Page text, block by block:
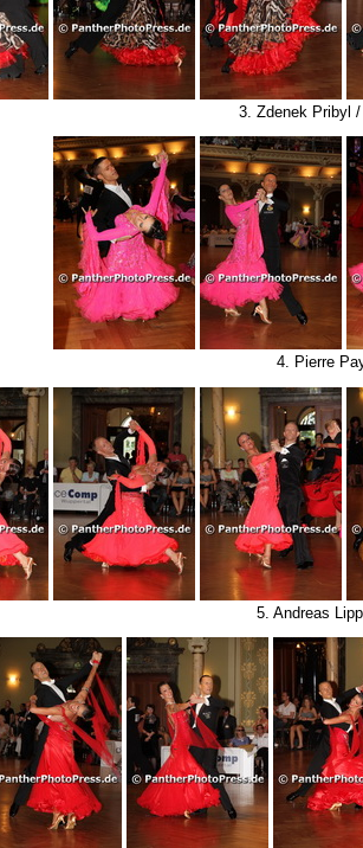
3. Zdenek Pribyl
4. Pierre
5. Andreas